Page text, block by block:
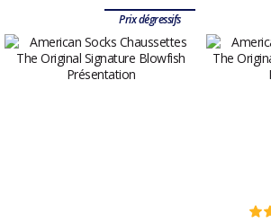
Prix dégressifs